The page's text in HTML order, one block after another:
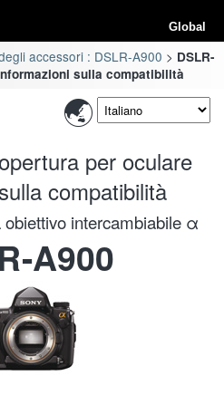
Global
accessori : DSLR-A900
DSLR-
sulla compatibilità
per oculare
compatibilità
intercambiabile α
A900